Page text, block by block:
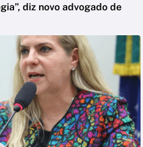
diz novo advogado de